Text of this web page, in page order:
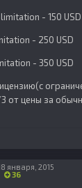
- 150 USD
- 250 USD
- 350 USD
от цены за
36
января, 2015